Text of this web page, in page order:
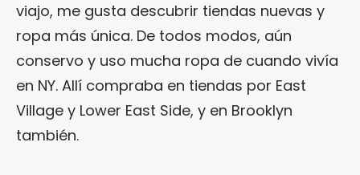
viajo, me gusta descubrir tiendas nuevas y
ropa más única. De todos modos, aún
conservo y uso mucha ropa de cuando vivía
en NY. Allí compraba en tiendas por East
Village y Lower East Side, y en Brooklyn
también.